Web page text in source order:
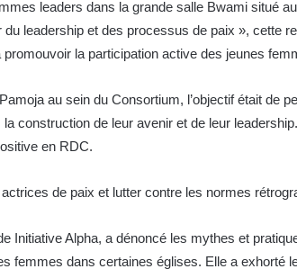
leaders dans la grande salle Bwami situé
leadership et des processus de paix », cette
la participation active des jeunes
au sein du Consortium, l’objectif était
construction de leur avenir et de leur
en RDC.
de paix et lutter contre les normes
Initiative Alpha, a dénoncé les mythes et
femmes dans certaines églises. Elle a